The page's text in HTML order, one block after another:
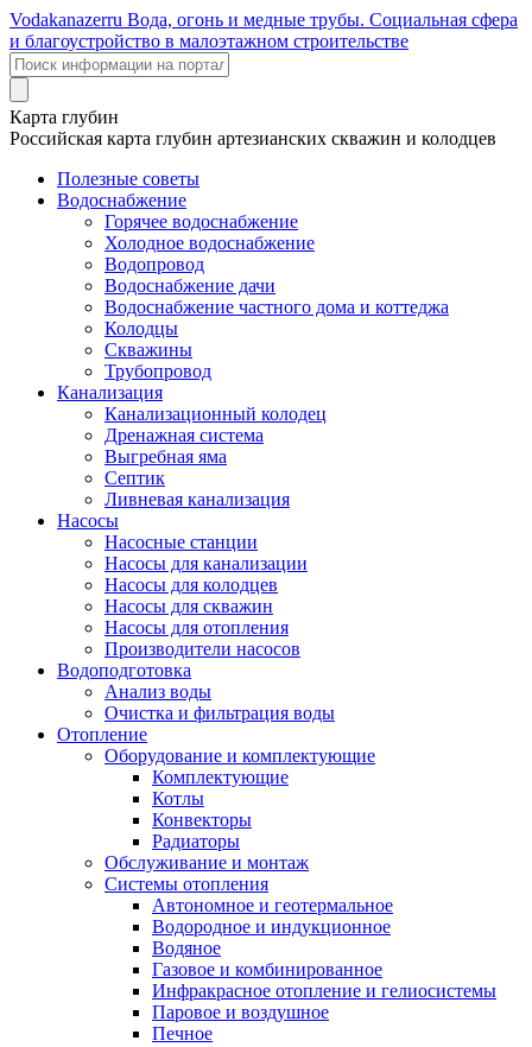
Vodakanazerru Вода, огонь и медные трубы. Социальная сфера
и благоустройство в малоэтажном строительстве
Карта глубин
Российская карта глубин артезианских скважин и колодцев
Полезные советы
Водоснабжение
Горячее водоснабжение
Холодное водоснабжение
Водопровод
Водоснабжение дачи
Водоснабжение частного дома и коттеджа
Колодцы
Скважины
Трубопровод
Канализация
Канализационный колодец
Дренажная система
Выгребная яма
Септик
Ливневая канализация
Насосы
Насосные станции
Насосы для канализации
Насосы для колодцев
Насосы для скважин
Насосы для отопления
Производители насосов
Водоподготовка
Анализ воды
Очистка и фильтрация воды
Отопление
Оборудование и комплектующие
Комплектующие
Котлы
Конвекторы
Радиаторы
Обслуживание и монтаж
Системы отопления
Автономное и геотермальное
Водородное и индукционное
Водяное
Газовое и комбинированное
Инфракрасное отопление и гелиосистемы
Паровое и воздушное
Печное